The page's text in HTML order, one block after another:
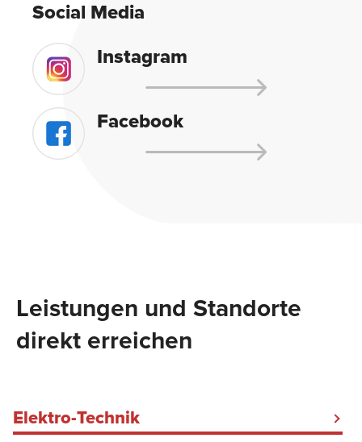
Social Media
Instagram
Facebook
Leistungen und Standorte
direkt erreichen
Elektro-Technik